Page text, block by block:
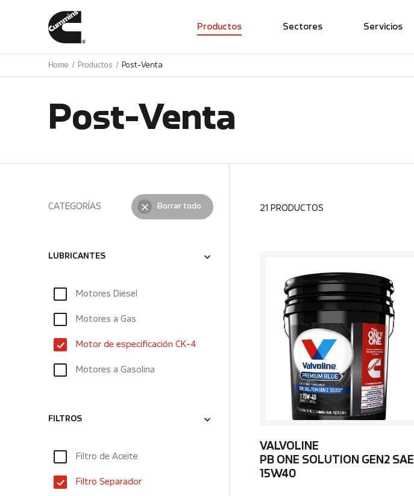
Productos Sectores Servicios
Home Productos Post-Venta
Post-Venta
CATEGORÍAS Borrar todo
LUBRICANTES
Motores Diesel
Motores a Gas
Motor de especificación CK-4
Motores a Gasolina
FILTROS
Filtro de Aceite
Filtro Separador
21 PRODUCTOS
VALVOLINE
PB ONE SOLUTION GEN2 SAE
15W40